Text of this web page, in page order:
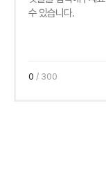
0 / 300